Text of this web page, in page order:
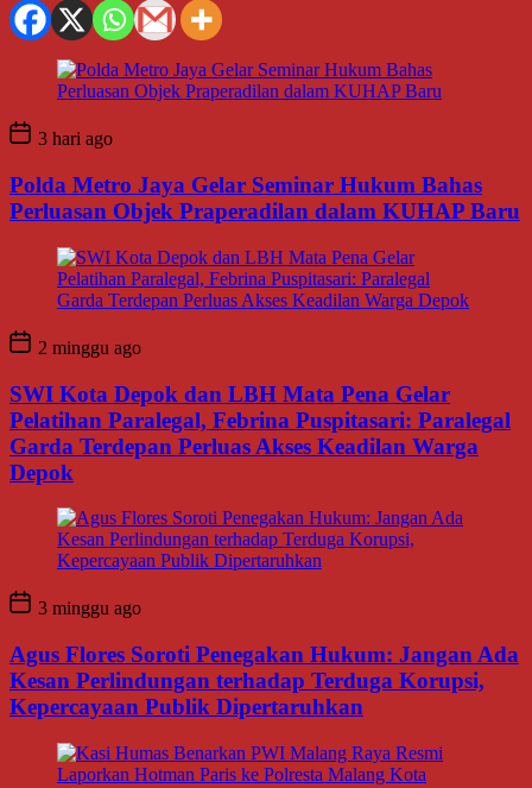
3 hari ago
Polda Metro Jaya Gelar Seminar Hukum Bahas
Perluasan Objek Praperadilan dalam KUHAP Baru
2 minggu ago
SWI Kota Depok dan LBH Mata Pena Gelar
Pelatihan Paralegal, Febrina Puspitasari: Paralegal
Garda Terdepan Perluas Akses Keadilan Warga
Depok
3 minggu ago
Agus Flores Soroti Penegakan Hukum: Jangan Ada
Kesan Perlindungan terhadap Terduga Korupsi,
Kepercayaan Publik Dipertaruhkan